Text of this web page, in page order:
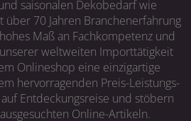
saisonalen Dekobedarf wie
über 70 Jahren Branchenerfahrung
Maß an Fachkompetenz und
weltweiten Importtätigkeit
Onlineshop eine einzigartige
hervorragenden Preis-Leistungs-
Entdeckungsreise und stöbern
Online-Artikeln.